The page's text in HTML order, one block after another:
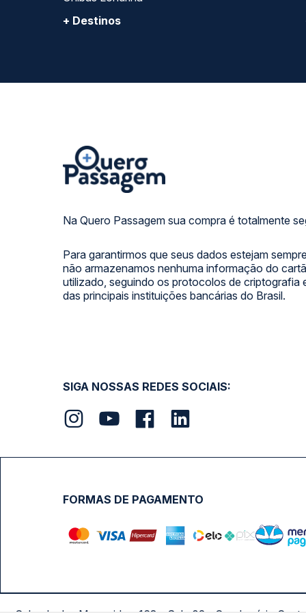
+ Destinos
Na Quero Passagem sua compra é totalmente
Para garantirmos que seus dados estejam
não armazenamos nenhuma informação do
utilizado, seguindo os protocolos de criptografia
das principais instituições bancárias do Brasil.
SIGA NOSSAS REDES SOCIAIS:
FORMAS DE PAGAMENTO